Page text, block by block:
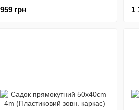
959 грн
1